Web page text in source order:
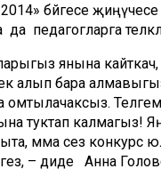
бәйгесе
педагогларга
янына кайткач,
алып бара
туктап калмагыз!
әмма сез конкурс
– диде Анна